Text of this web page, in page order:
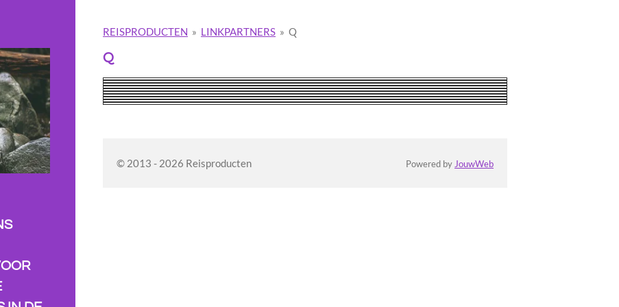
REISPRODUCTEN » LINKPARTNERS » Q
Q
© 2013 - 2026 Reisproducten Powered byJouwWeb